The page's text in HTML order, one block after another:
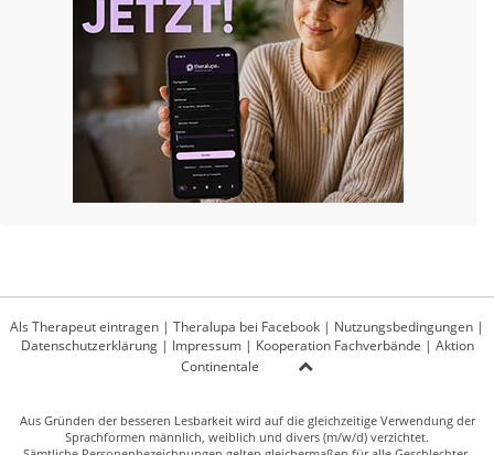
Als Therapeut eintragen | Theralupa bei Facebook | Nutzungsbedingungen |
Datenschutzerklärung| Impressum| Kooperation Fachverbände | Aktion
Continentale
Aus Gründen der besseren Lesbarkeit wird auf die gleichzeitige Verwendung der
Sprachformen männlich, weiblich und divers (m/w/d) verzichtet.